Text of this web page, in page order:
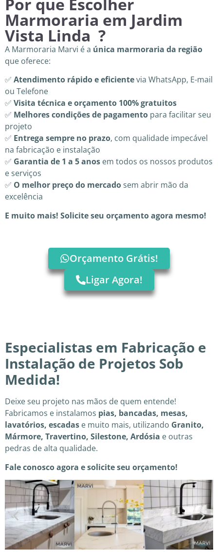
Marmoraria em Jardim
Vista Linda ?
A Marmoraria Marvi é a única marmoraria da região
que oferece:
✅ Atendimento rápido e eficientevia WhatsApp, E-mail
ou Telefone
✅ Visita técnica e orçamento 100% gratuitos
✅ Melhores condições de pagamento para facilitar seu
projeto
✅ Entrega sempre no prazo, com qualidade impecável
na fabricação e instalação
✅ Garantia de 1 a 5 anos em todos os nossos produtos
e serviços
✅ O melhor preço do mercadosem abrir mão da
excelência
E muito mais! Solicite seu orçamento agora mesmo!
Orçamento Grátis!
Ligar Agora!
Especialistas em Fabricação e
Instalação de Projetos Sob
Medida!
Deixe seu projeto nas mãos de quem entende!
Fabricamos e instalamos pias, bancadas, mesas,
lavatórios, escadas e muito mais, utilizando Granito,
Mármore, Travertino, Silestone, Ardósia e outras
pedras de alta qualidade.
Fale conosco agora e solicite seu orçamento!